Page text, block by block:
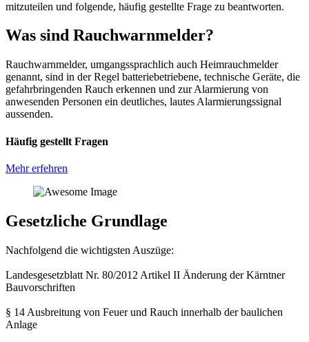
mitzuteilen und folgende, häufig gestellte Frage zu beantworten.
Was sind Rauchwarnmelder?
Rauchwarnmelder, umgangssprachlich auch Heimrauchmelder
genannt, sind in der Regel batteriebetriebene, technische Geräte, die
gefahrbringenden Rauch erkennen und zur Alarmierung von
anwesenden Personen ein deutliches, lautes Alarmierungssignal
aussenden.
Häufig gestellt Fragen
Mehr erfehren
Gesetzliche Grundlage
Nachfolgend die wichtigsten Auszüge:
Landesgesetzblatt Nr. 80/2012 Artikel II Änderung der Kärntner
Bauvorschriften
§ 14 Ausbreitung von Feuer und Rauch innerhalb der baulichen
Anlage